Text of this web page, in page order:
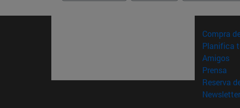
Compra
Planifica
Amigos
Prensa
Reserva
Newsletter